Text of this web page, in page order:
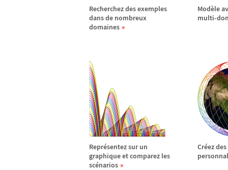
Recherchez des exemples
dans de nombreux
domaines
Modèle
multi-
Représentez sur un
graphique et comparez les
scénarios
Créez